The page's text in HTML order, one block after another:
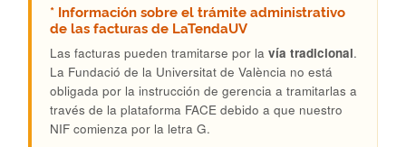
* Información sobre el trámite administrativo
de las facturas de LaTendaUV
Las facturas pueden tramitarse por la vía tradicional.
La Fundació de la Universitat de València no está
obligada por la instrucción de gerencia a tramitarlas a
través de la plataforma FACE debido a que nuestro
NIF comienza por la letra G.